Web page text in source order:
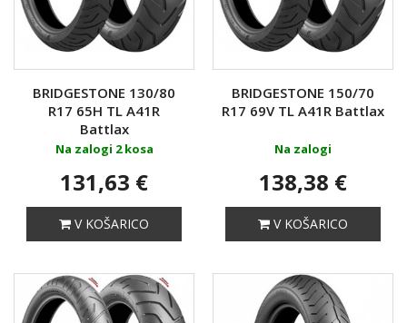
BRIDGESTONE 130/80
R17 65H TL A41R
Battlax
Na zalogi 2 kosa
131,63 €
V KOŠARICO
BRIDGESTONE 150/70
R17 69V TL A41R Battlax
Na zalogi
138,38 €
V KOŠARICO